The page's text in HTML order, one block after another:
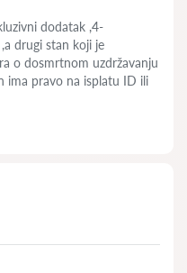
dodatak ,4-
drugi stan koji je
o dosmrtnom uzdržavanju
ima pravo na isplatu ID ili